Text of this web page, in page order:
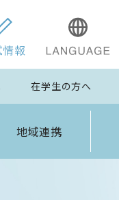
在学生の方へ
地域連携